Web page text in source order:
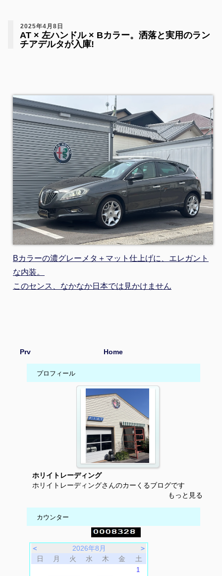
2025年4月8日
AT × 左ハンドル × Bカラー。洒落と実用のラン
チアデルタが入庫!
Bカラーの濃グレーメタ＋マット仕上げに、エレガント
な内装。
このセンス、なかなか日本では見かけません
Prv Home
プロフィール
ホリイトレーディング
ホリイトレーディングさんのカーくるブログです
もっと見る
カウンター
＜ 2026年8月
＞
日
月 火 水 木 金 土
1